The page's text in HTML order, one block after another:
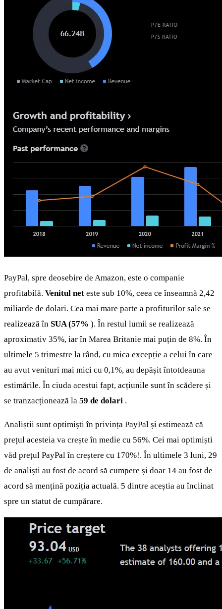
PayPal, spre deosebire de Amazon, este o companie
profitabilă. Venitul net este sub 10%, ceea ce înseamnă 2,42
miliarde de dolari. Cea mai mare parte a profiturilor sale se
realizează în SUA (57% ). În restul lumii se realizează
aproximativ 35%, iar în Marea Britanie mai puțin de 8%. În
ultimele 5 trimestre la rând, cu mica excepție a celui în care
au avut venituri mai mici cu 0,1%, au depășit întotdeauna
estimările. În ciuda acestui fapt, acțiunile sunt în scădere și
se tranzacționează la 59 de dolari .
Analiștii sunt optimiști în privința PayPal și estimează că
prețul acesteia va crește în medie cu 56%. Cei mai optimiști
văd prețul PayPal în creștere cu 170%!. În ultimele 3 luni, 29
de analiști au fost de acord să cumpere și doar 14 au fost de
acord să mențină poziția actuală. 5 dintre aceștia au înclinat
spre un statut de cumpărare.